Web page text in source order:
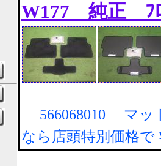
W177 純正 ﾌ
566068010 マッ
なら店頭特別価格で